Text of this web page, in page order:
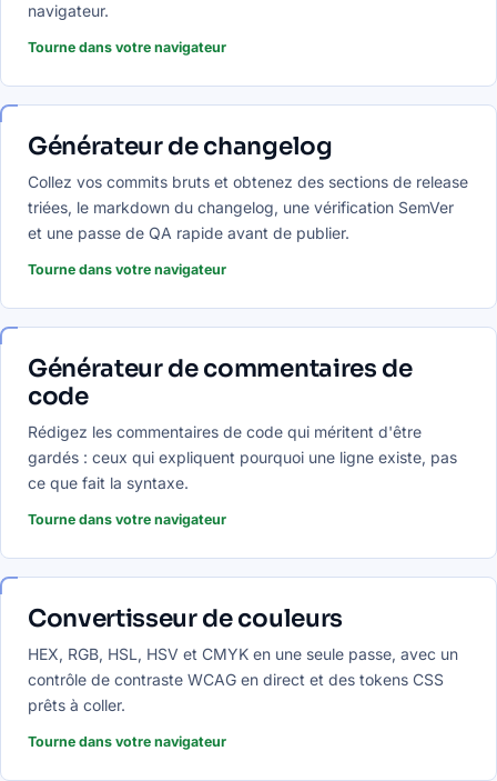
navigateur.
Tourne dans votre navigateur
Générateur de changelog
Collez vos commits bruts et obtenez des sections de release
triées, le markdown du changelog, une vérification SemVer
et une passe de QA rapide avant de publier.
Tourne dans votre navigateur
Générateur de commentaires de
code
Rédigez les commentaires de code qui méritent d'être
gardés : ceux qui expliquent pourquoi une ligne existe, pas
ce que fait la syntaxe.
Tourne dans votre navigateur
Convertisseur de couleurs
HEX, RGB, HSL, HSV et CMYK en une seule passe, avec un
contrôle de contraste WCAG en direct et des tokens CSS
prêts à coller.
Tourne dans votre navigateur